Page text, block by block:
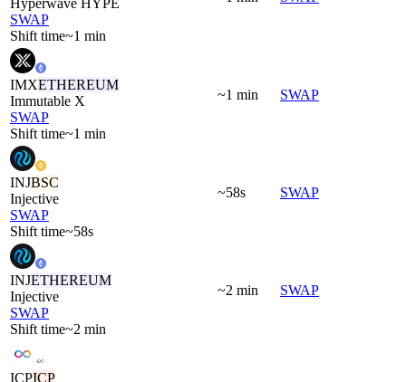
SWAP
Shift time~1 min
IMXETHEREUM
Immutable X
SWAP
Shift time~1 min
~1 min SWAP
INJBSC
Injective
SWAP
Shift time~58s
~58s SWAP
INJETHEREUM
Injective
SWAP
Shift time~2 min
~2 min SWAP
ICPICP